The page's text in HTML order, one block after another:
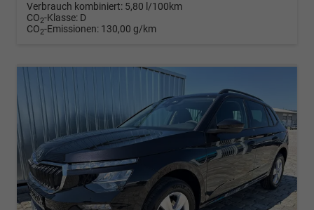
Verbrauch kombiniert: 5,80 l/100km
CO2-Klasse: D
CO2-Emissionen: 130,00 g/km